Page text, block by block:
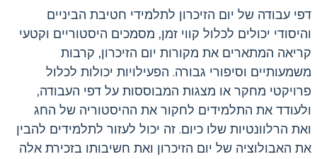
דפי עבודה של יום הזיכרון לתלמידי חטיבת הביניים
והיסודי יכולים לכלול קווי זמן, מסמכים היסטוריים וקטעי
קריאה המתארים את מקורות יום הזיכרון, קרבות
משמעותיים וסיפורי גבורה. הפעילויות יכולות לכלול
פרויקטי מחקר או מצגות המבוססות על דפי העבודה,
ולעודד את התלמידים לחקור את ההיסטוריה של החג
ואת הרלוונטיות שלו כיום. זה יכול לעזור לתלמידים להבין
את האבולוציה של יום הזיכרון ואת חשיבותו בזכירת אלה